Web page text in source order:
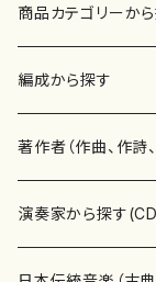
商品カテゴリーか
楽譜
書籍
書籍
テキストブック
CD・DVD
編成から探す
邦楽器
箏・琴（ソロ）
箏・琴（合奏）
合唱
混声合唱
著作者（作曲、作詩
あ行
青木省三(アオキ ショ
演奏家から探す